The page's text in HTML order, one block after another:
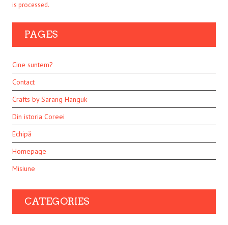
is processed.
PAGES
Cine suntem?
Contact
Crafts by Sarang Hanguk
Din istoria Coreei
Echipă
Homepage
Misiune
CATEGORIES